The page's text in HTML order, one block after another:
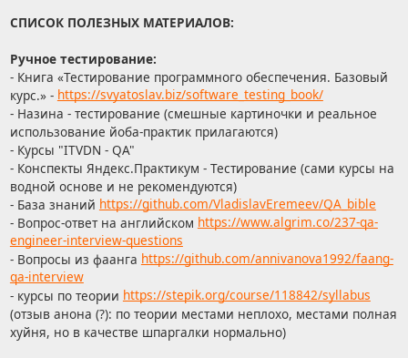
СПИСОК ПОЛЕЗНЫХ МАТЕРИАЛОВ:
Ручное тестирование:
- Книга «Тестирование программного обеспечения. Базовый
курс.» - https://svyatoslav.biz/software_testing_book/
- Назина - тестирование (смешные картиночки и реальное
использование йоба-практик прилагаются)
- Курсы "ITVDN - QA"
- Конспекты Яндекс.Практикум - Тестирование (сами курсы на
водной основе и не рекомендуются)
- База знаний https://github.com/VladislavEremeev/QA_bible
- Вопрос-ответ на английском https://www.algrim.co/237-qa-
engineer-interview-questions
- Вопросы из фаанга https://github.com/annivanova1992/faang-
qa-interview
- курсы по теории https://stepik.org/course/118842/syllabus
(отзыв анона (?): по теории местами неплохо, местами полная
хуйня, но в качестве шпаргалки нормально)